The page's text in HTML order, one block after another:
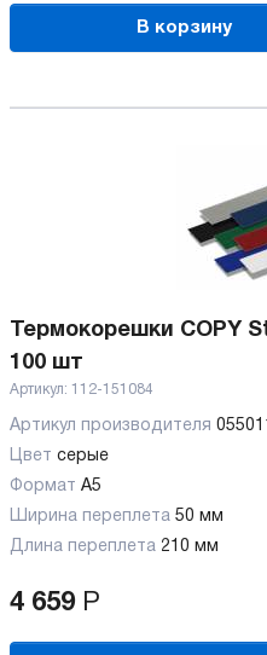
В корзину
Термокорешки COPY
100 шт
Артикул: 112-151084
Артикул производителя
Цвет серые
Формат A5
Ширина переплета 50 мм
Длина переплета 210 мм
4 659 Р